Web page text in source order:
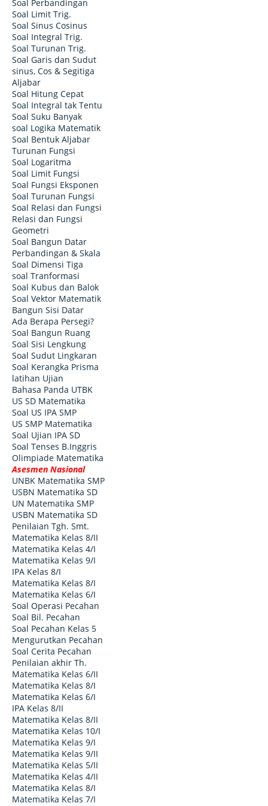
Soal Perbandingan
Soal Limit Trig.
Soal Sinus Cosinus
Soal Integral Trig.
Soal Turunan Trig.
Soal Garis dan Sudut
sinus, Cos & Segitiga
Aljabar
Soal Hitung Cepat
Soal Integral tak Tentu
Soal Suku Banyak
soal Logika Matematik
Soal Bentuk Aljabar
Turunan Fungsi
Soal Logaritma
Soal Limit Fungsi
Soal Fungsi Eksponen
Soal Turunan Fungsi
Soal Relasi dan Fungsi
Relasi dan Fungsi
Geometri
Soal Bangun Datar
Perbandingan & Skala
Soal Dimensi Tiga
soal Tranformasi
Soal Kubus dan Balok
Soal Vektor Matematik
Bangun Sisi Datar
Ada Berapa Persegi?
Soal Bangun Ruang
Soal Sisi Lengkung
Soal Sudut Lingkaran
Soal Kerangka Prisma
latihan Ujian
Bahasa Panda UTBK
US SD Matematika
Soal US IPA SMP
US SMP Matematika
Soal Ujian IPA SD
Soal Tenses B.Inggris
Olimpiade Matematika
Asesmen Nasional
UNBK Matematika SMP
USBN Matematika SD
UN Matematika SMP
USBN Matematika SD
Penilaian Tgh. Smt.
Matematika Kelas 8/II
Matematika Kelas 4/I
Matematika Kelas 9/I
IPA Kelas 8/I
Matematika Kelas 8/I
Matematika Kelas 6/I
Soal Operasi Pecahan
Soal Bil. Pecahan
Soal Pecahan Kelas 5
Mengurutkan Pecahan
Soal Cerita Pecahan
Penilaian akhir Th.
Matematika Kelas 6/II
Matematika Kelas 8/I
Matematika Kelas 6/I
IPA Kelas 8/II
Matematika Kelas 8/II
Matematika Kelas 10/I
Matematika Kelas 9/I
Matematika Kelas 9/II
Matematika Kelas 5/II
Matematika Kelas 4/II
Matematika Kelas 8/I
Matematika Kelas 7/I